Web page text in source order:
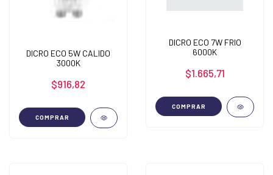
DICRO ECO 5W CALIDO
3000K
$916,82
COMPRAR
DICRO ECO 7W FRIO
6000K
$1.665,71
COMPRAR